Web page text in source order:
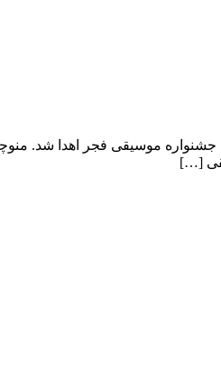
جشنواره موسیقی فجر اهدا شد.
[…]